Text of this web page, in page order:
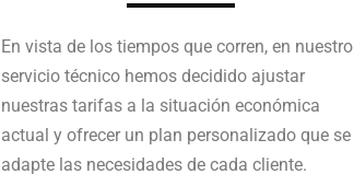
En vista de los tiempos que corren, en nuestro
servicio técnico hemos decidido ajustar
nuestras tarifas a la situación económica
actual y ofrecer un plan personalizado que se
adapte las necesidades de cada cliente.